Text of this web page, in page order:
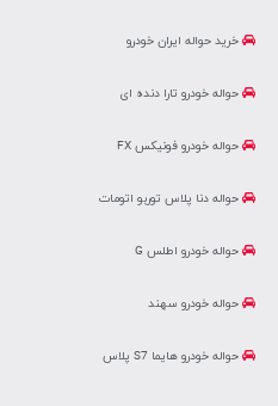
خرید حواله ایران خودرو
حواله خودرو تارا دنده ای
حواله خودرو فونیکس FX
حواله دنا پلاس توربو اتومات
حواله خودرو اطلس G
حواله خودرو سهند
حواله خودرو هایما S7 پلاس